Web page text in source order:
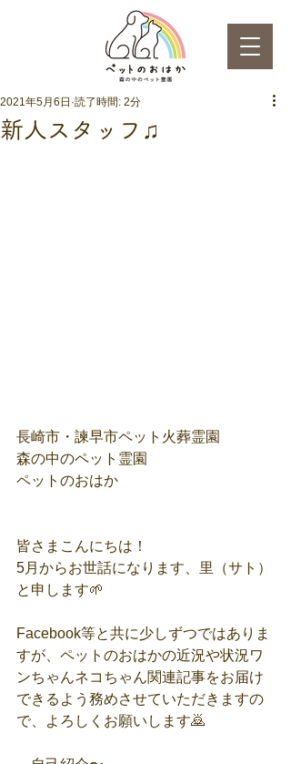
新人スタッフ♫
2021年5月6日 読了時間: 2分
長崎市・諫早市ペット火葬霊園
森の中のペット霊園
ペットのおはか
皆さまこんにちは！
5月からお世話になります、里（サト）
と申します🌱
Facebook等と共に少しずつではありま
すが、ペットのおはかの近況や状況ワ
ンちゃんネコちゃん関連記事をお届け
できるよう務めさせていただきますの
で、よろしくお願いします🙇